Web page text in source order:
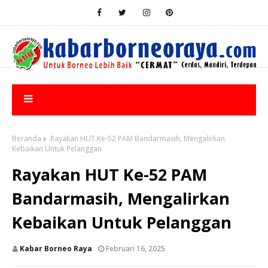
Beranda
Rayakan HUT Ke-52 PAM Bandarmasih, Mengalirkan
Kebaikan Untuk Pelanggan
Rayakan HUT Ke-52 PAM
Bandarmasih, Mengalirkan
Kebaikan Untuk Pelanggan
Kabar Borneo Raya Februari 16, 2025